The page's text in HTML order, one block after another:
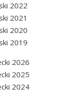
2022
2021
2020
2019
2026
2025
2024